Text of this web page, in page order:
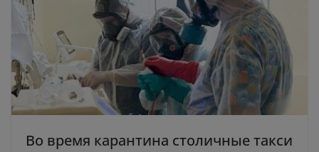
Во время карантина столичные такси